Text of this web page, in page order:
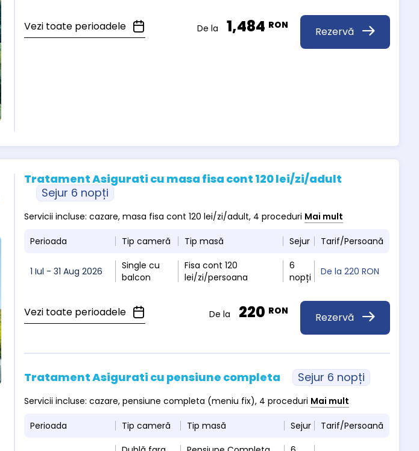
Vezi toate perioadele Rezervă
De la 1,484 RON
Tratament Asigurati cu masa fisa cont 120 lei/zi/adult
Sejur 6 nopți
Servicii incluse: cazare, masa fisa cont 120 lei/zi/adult, 4 proceduri Mai mult
Perioada Tip cameră Tip masă Sejur Tarif/Persoană
1 Iul - 31 Aug 2026
Single cu
balcon
Fisa cont 120
lei/zi/persoana
6
nopți
De la220 RON
Vezi toate perioadele Rezervă
De la 220 RON
Tratament Asigurati cu pensiune completa Sejur 6 nopți
Servicii incluse: cazare, pensiune completa (meniu fix), 4 proceduri Mai mult
Perioada Tip cameră Tip masă Sejur Tarif/Persoană